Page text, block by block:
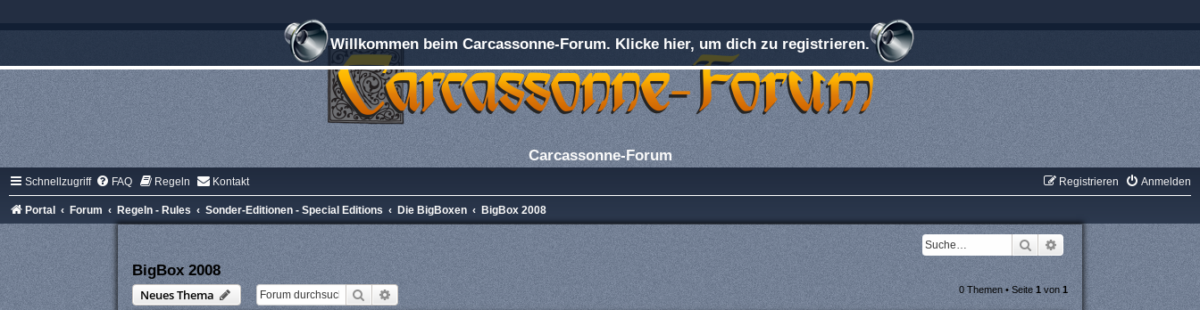
Willkommen beim Carcassonne-Forum. Klicke hier, um dich zu registrieren.
Carcassonne-Forum
Schnellzugriff FAQ Regeln Kontakt Anmelden
Registrieren
Portal Forum Regeln - Rules Sonder-Editionen - Special Editions Die BigBoxen BigBox 2008
Suche
Erweiterte Suche
BigBox 2008
Neues Thema
Suche Erweiterte Suche 0 Themen • Seite1 von1